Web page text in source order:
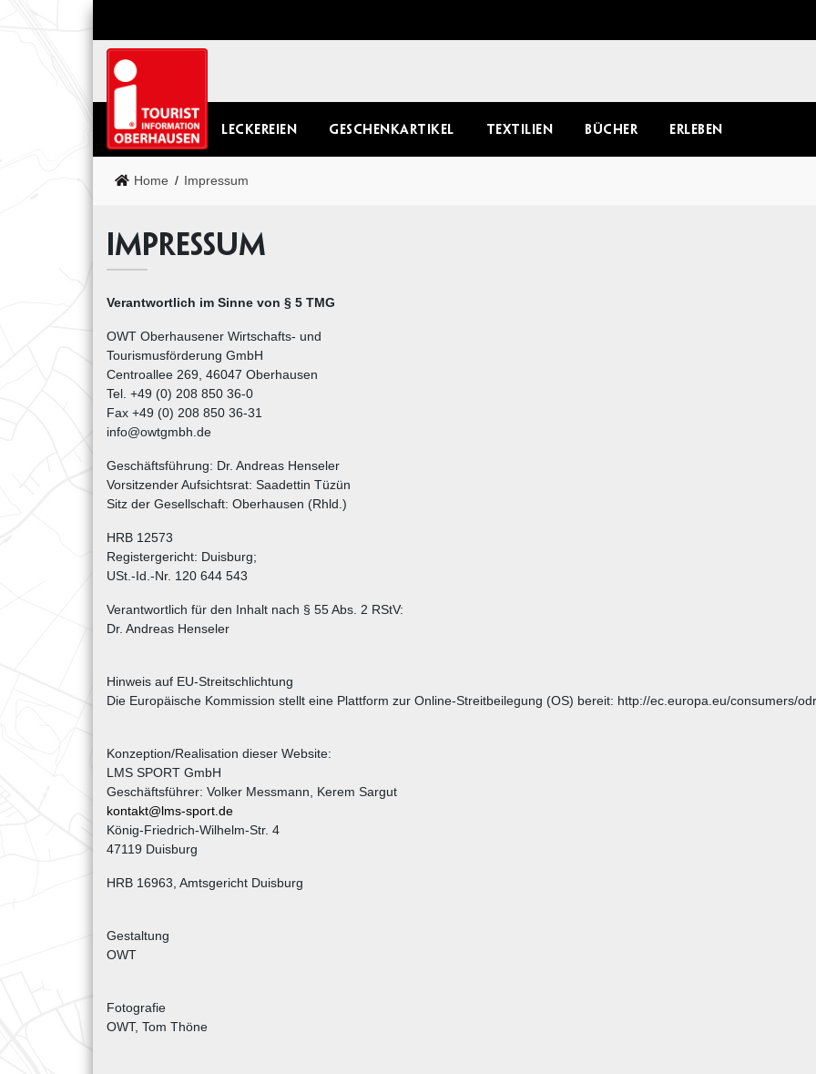
LECKEREIEN GESCHENKARTIKEL TEXTILIEN BÜCHER ERLEBEN
Home Impressum
IMPRESSUM
Verantwortlich im Sinne von § 5 TMG
OWT Oberhausener Wirtschafts- und
Tourismusförderung GmbH
Centroallee 269, 46047 Oberhausen
Tel. +49 (0) 208 850 36-0
Fax +49 (0) 208 850 36-31
info@owtgmbh.de
Geschäftsführung: Dr. Andreas Henseler
Vorsitzender Aufsichtsrat: Saadettin Tüzün
Sitz der Gesellschaft: Oberhausen (Rhld.)
HRB 12573
Registergericht: Duisburg;
USt.-Id.-Nr. 120 644 543
Verantwortlich für den Inhalt nach § 55 Abs. 2 RStV:
Dr. Andreas Henseler
Hinweis auf EU-Streitschlichtung
Die Europäische Kommission stellt eine Plattform zur Online-Streitbeilegung (OS) bereit: http://ec.europa.eu/consumers/
Konzeption/Realisation dieser Website:
LMS SPORT GmbH
Geschäftsführer: Volker Messmann, Kerem Sargut
kontakt@lms-sport.de
König-Friedrich-Wilhelm-Str. 4
47119 Duisburg
HRB 16963, Amtsgericht Duisburg
Gestaltung
OWT
Fotografie
OWT, Tom Thöne